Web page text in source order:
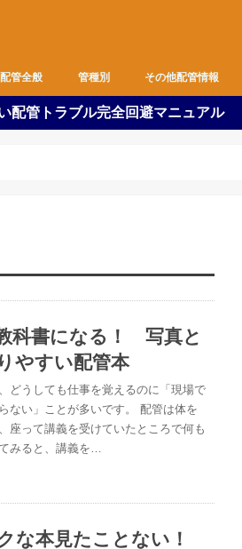
配管全般
ット内作業
面
営住宅
調
礎
持金物
作業
具付け
修工事
築工事
長の仕事
管種別
全管種
ビニル管
SUS管
ポリ管
鉄管
ダクト
バルブ
フレキ
その他配管情報
安全管理
現場監督
作業着
余談
配管・水に関する情報
資格取得情報
配管トラブル完全回避マニュアル
科書になる！ 写真と
やすい配管本
どうしても仕事を覚えるのに「現場で
ない」ことが多いです。 配管は体を
座って講義を受けていたところで何も
みると、講義を…
な本見たことない！